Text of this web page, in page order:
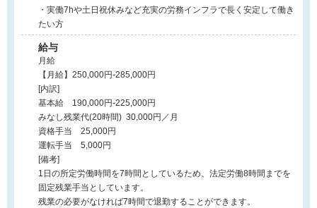
・実働7hや土日祝休みなど充実の労務インフラで長く安定して働き
たい方
給与
月給
【月給】250,000円-285,000円
[内訳]
基本給 190,000円‐225,000円
みなし残業代(20時間) 30,000円／月
資格手当 25,000円
運転手当 5,000円
[備考]
1日の所定労働時間を7時間としているため、法定労働8時間までを
固定残業手当としています。
残業の必要がなければ7時間で退勤することができます。